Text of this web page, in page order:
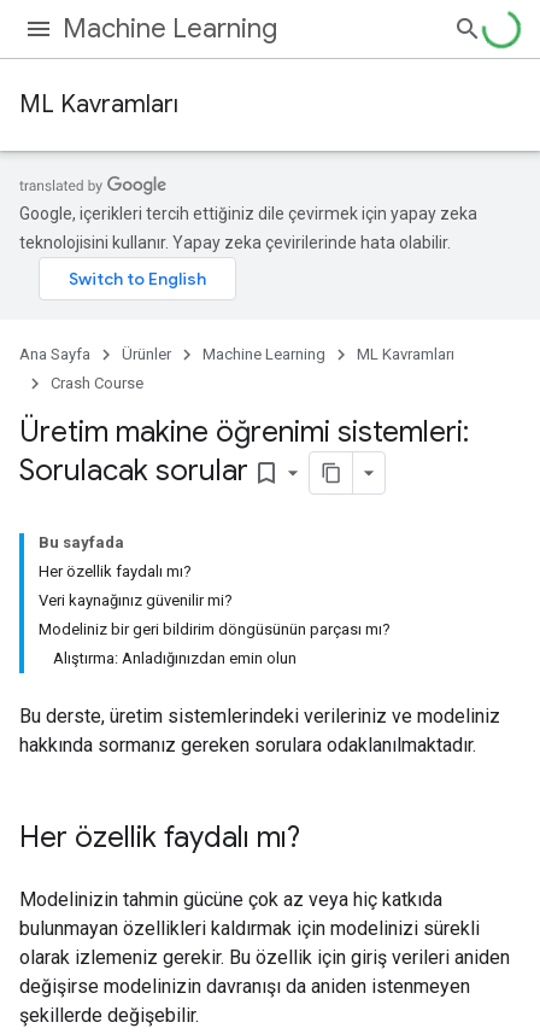
Machine Learning
ML Kavramları
Google, içerikleri tercih ettiğiniz dile çevirmek için yapay zeka
teknolojisini kullanır. Yapay zeka çevirilerinde hata olabilir.
Ana Sayfa Ürünler Machine Learning
ML Kavramları
Crash Course
Üretim makine öğrenimi sistemleri:
Sorulacak sorular bookmark_border
Bu sayfada
Her özellik faydalı mı?
Veri kaynağınız güvenilir mi?
Modeliniz bir geri bildirim döngüsünün parçası mı?
Alıştırma: Anladığınızdan emin olun
Bu derste, üretim sistemlerindeki verileriniz ve modeliniz
hakkında sormanız gereken sorulara odaklanılmaktadır.
Her özellik faydalı mı?
Modelinizin tahmin gücüne çok az veya hiç katkıda
bulunmayan özellikleri kaldırmak için modelinizi sürekli
olarak izlemeniz gerekir. Bu özellik için giriş verileri aniden
değişirse modelinizin davranışı da aniden istenmeyen
şekillerde değişebilir.